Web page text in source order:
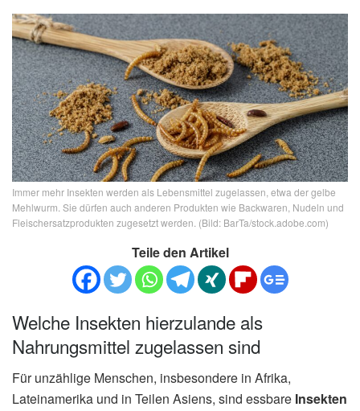
Immer mehr Insekten werden als Lebensmittel zugelassen, etwa der gelbe
Mehlwurm. Sie dürfen auch anderen Produkten wie Backwaren, Nudeln und
Fleischersatzprodukten zugesetzt werden. (Bild: BarTa/stock.adobe.com)
Teile den Artikel
Welche Insekten hierzulande als
Nahrungsmittel zugelassen sind
Für unzählige Menschen, insbesondere in Afrika,
Lateinamerika und in Teilen Asiens, sind essbare Insekten